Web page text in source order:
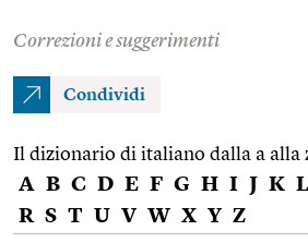
Correzioni e suggerimenti
Condividi
Il dizionario di italiano dalla a alla
A B C D E F G H I J K L
R S T U V W X Y Z